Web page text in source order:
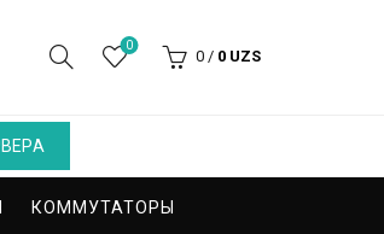
0
0 / 0 UZS
КОММУТАТОРЫ